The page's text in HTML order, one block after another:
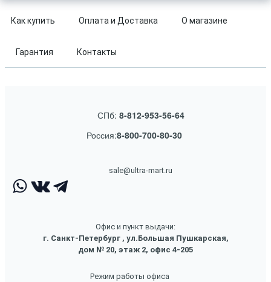
Как купить Оплата и Доставка О магазине
Гарантия Контакты
СПб: 8-812-953-56-64
Россия:8-800-700-80-30
sale@ultra-mart.ru
Офис и пункт выдачи:
г. Санкт-Петербург , ул.Большая Пушкарская,
дом № 20, этаж 2, офис 4-205
Режим работы офиса